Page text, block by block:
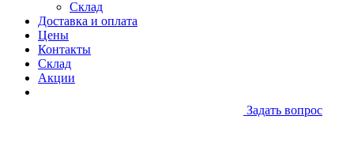
Склад
Доставка и оплата
Цены
Контакты
Склад
Акции
Задать вопрос